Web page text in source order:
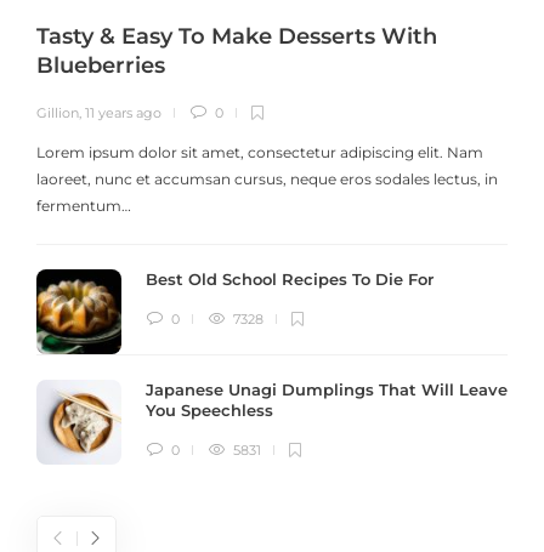
Tasty & Easy To Make Desserts With
Blueberries
Gillion 11 years ago 0
Lorem ipsum dolor sit amet, consectetur adipiscing elit. Nam
laoreet, nunc et accumsan cursus, neque eros sodales lectus, in
fermentum…
Best Old School Recipes To Die For
0 7328
Japanese Unagi Dumplings That Will Leave
You Speechless
0 5831